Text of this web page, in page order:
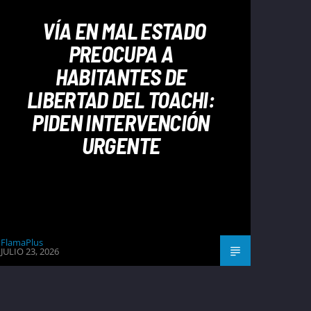
VÍA EN MAL ESTADO
PREOCUPA A
HABITANTES DE
LIBERTAD DEL TOACHI:
PIDEN INTERVENCIÓN
URGENTE
FlamaPlus
JULIO 23, 2026